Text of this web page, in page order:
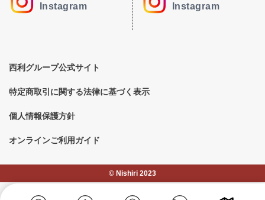
Instagram Instagram
西利グループ公式サイト
特定商取引に関する法律に基づく表示
個人情報保護方針
オンラインご利用ガイド
©︎ Nishiri 2023